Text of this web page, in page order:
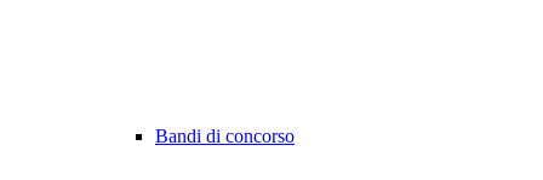
Bandi di concorso